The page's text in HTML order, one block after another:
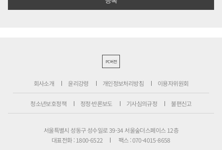
PC버전
회사소개 윤리강령 개인정보처리방침 이용자위원회
청소년보호정책 정정·반론보도 기사심의규정 불편신고
서울특별시 성동구 성수일로 39-34 서울숲더스페이스 12층
대표전화 : 1800-6522
팩스 : 070-4015-8658